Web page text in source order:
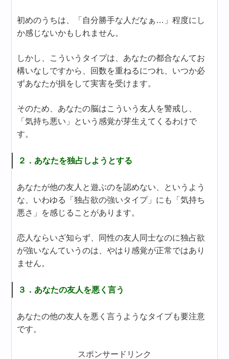
初めのうちは、「自分勝手な人だなぁ…」程度にし
か感じないかもしれません。
しかし、こういうタイプは、あなたの都合なんてお
構いなしですから、回数を重ねるにつれ、いつか必
ずあなたが損をして実害を受けます。
そのため、あなたの脳はこういう友人を警戒し、
「気持ち悪い」という感覚が芽生えてくるわけで
す。
２．あなたを独占しようとする
あなたが他の友人と遊ぶのを認めない、というよう
な、いわゆる「独占欲の強いタイプ」にも「気持ち
悪さ」を感じることがあります。
恋人ならいざ知らず、同性の友人同士なのに独占欲
が強いなんていうのは、やはり感覚が正常ではあり
ません。
３．あなたの友人を悪く言う
あなたの他の友人を悪く言うようなタイプも要注意
です。
スポンサードリンク